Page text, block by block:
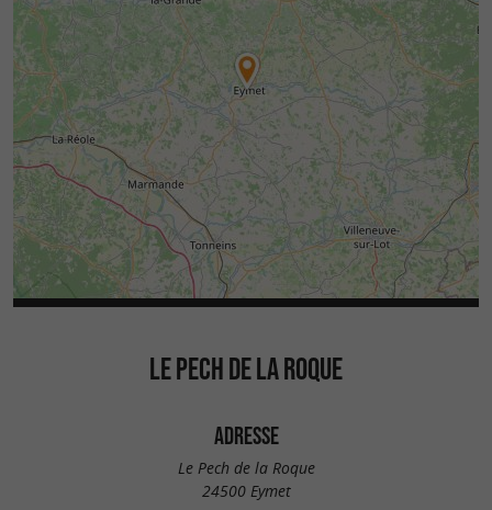
LE PECH DE LA ROQUE
ADRESSE
Le Pech de la Roque
24500 Eymet